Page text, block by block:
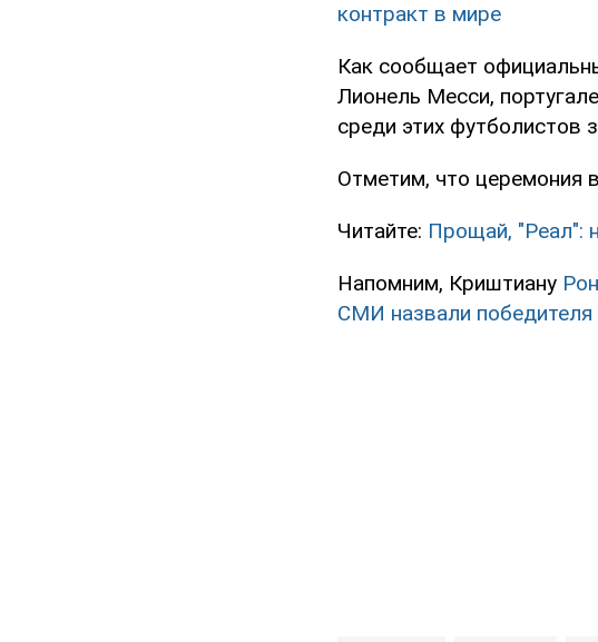
контракт в мире
Как сообщает
Лионель Месси,
среди этих футболистов
Отметим, что церемония
Читайте: Прощай, "Реал":
Напомним, Криштиану
СМИ назвали победителя